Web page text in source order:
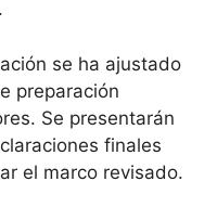
se ha ajustado
preparación
Se presentarán
finales
el marco revisado.